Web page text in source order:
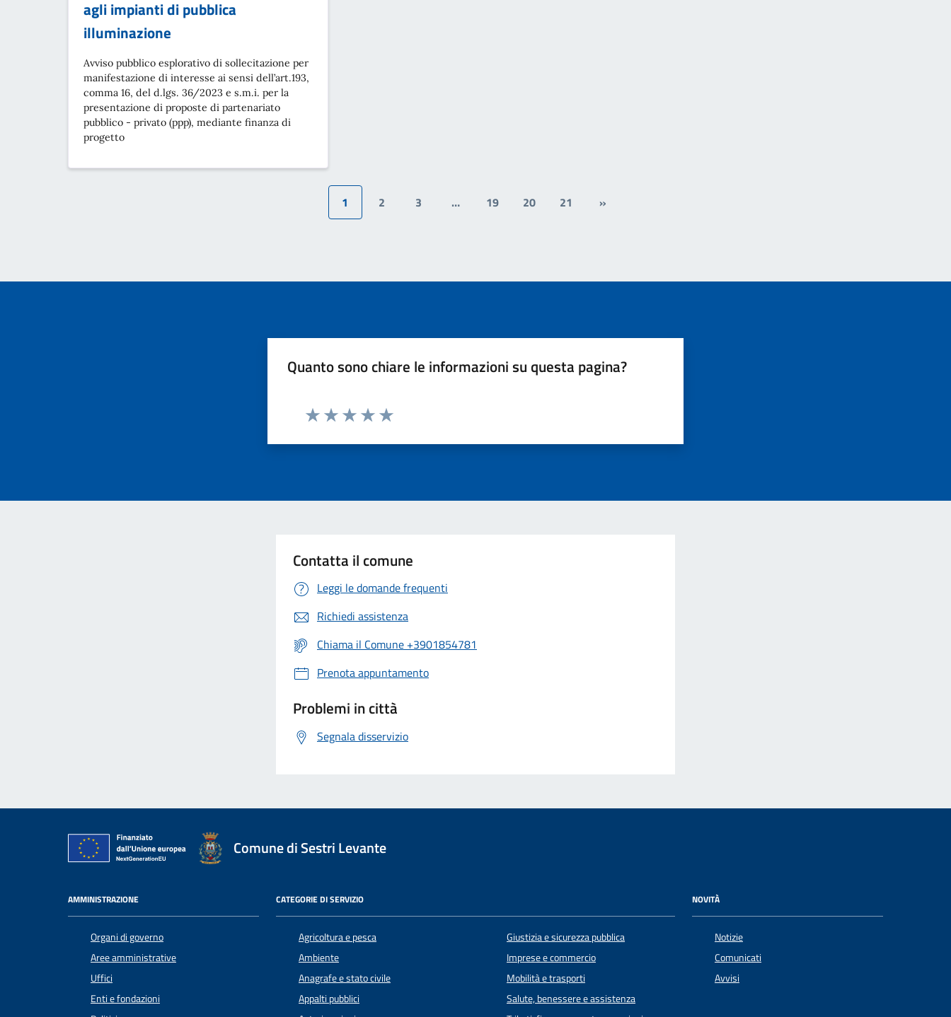
agli impianti di pubblica
illuminazione
Avviso pubblico esplorativo di sollecitazione per
manifestazione di interesse ai sensi dell’art.193,
comma 16, del d.lgs. 36/2023 e s.m.i. per la
presentazione di proposte di partenariato
pubblico - privato (ppp), mediante finanza di
progetto
1 2 3 … 19 20 21 »
Quanto sono chiare le informazioni su questa pagina?
Contatta il comune
Leggi le domande frequenti
Richiedi assistenza
Chiama il Comune +3901854781
Prenota appuntamento
Problemi in città
Segnala disservizio
Comune di Sestri Levante
AMMINISTRAZIONE
Organi di governo
Aree amministrative
Uffici
Enti e fondazioni
CATEGORIE DI SERVIZIO
Agricoltura e pesca
Ambiente
Anagrafe e stato civile
Appalti pubblici
Giustizia e sicurezza pubblica
Imprese e commercio
Mobilità e trasporti
Salute, benessere e assistenza
NOVITÀ
Notizie
Comunicati
Avvisi